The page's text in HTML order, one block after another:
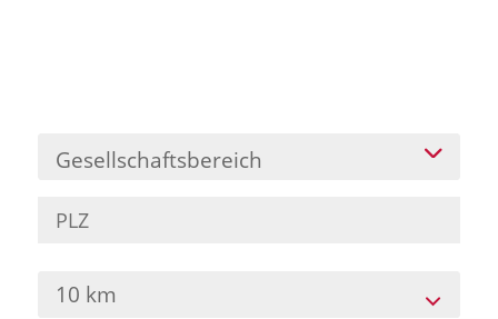
Karriere
Presse
News Archiv
Gesellschaftsbereich
10 km